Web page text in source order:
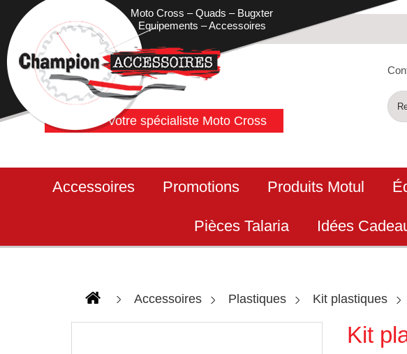
Moto Cross – Quads – Bugxter
Equipements – Accessoires
Votre spécialiste Moto Cross
Accessoires Promotions Produits Motul
Pièces Talaria Idées
Accessoires Plastiques Kit plastiques
Kit